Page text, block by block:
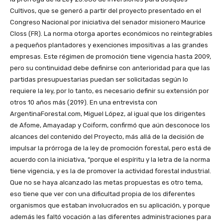
Cultivos, que se generó a partir del proyecto presentado en el
Congreso Nacional por iniciativa del senador misionero Maurice
Closs (FR). La norma otorga aportes económicos no reintegrables
a pequeños plantadores y exenciones impositivas a las grandes
empresas. Este régimen de promoción tiene vigencia hasta 2009,
pero su continuidad debe definirse con anterioridad para que las
partidas presupuestarias puedan ser solicitadas según lo
requiere la ley, por lo tanto, es necesario definir su extensión por
otros 10 años más (2019). En una entrevista con
ArgentinaForestal.com, Miguel López, al igual que los dirigentes
de Afome, Amayadap y Coiform, confirmó que aún desconoce los
alcances del contenido del Proyecto, más allá de la decisión de
impulsar la prórroga de la ley de promoción forestal, pero está de
acuerdo con la iniciativa, “porque el espíritu y la letra de la norma
tiene vigencia, y es la de promover la actividad forestal industrial.
Que no se haya alcanzado las metas propuestas es otro tema,
eso tiene que ver con una dificultad propia de los diferentes
organismos que estaban involucrados en su aplicación, y porque
además les faltó vocación a las diferentes administraciones para